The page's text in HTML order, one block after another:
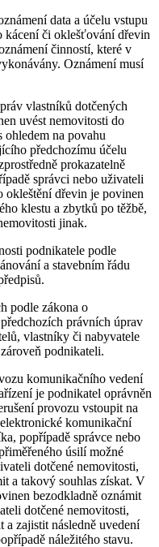
data a účelu vstupu
kácení či oklešťování dřevin
činností, které v
Oznámení musí
vlastníků dotčených
uvést nemovitosti do
ohledem na povahu
předchozímu účelu
prokazatelně
správci nebo uživateli
okleštění dřevin je povinen
klestu a zbytků po těžbě,
jinak.
podnikatele podle
a stavebním řádu
podle zákona o
právních úprav
vlastníky či nabyvatele
podnikateli.
komunikačního vedení
je podnikatel oprávněn
provozu vstoupit na
komunikační
popřípadě správce nebo
úsilí možné
dotčené nemovitosti,
a takový souhlas získat. V
bezodkladně oznámit
dotčené nemovitosti,
a zajistit následně uvedení
náležitého stavu.